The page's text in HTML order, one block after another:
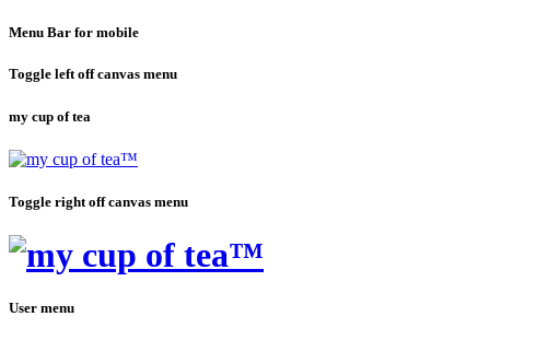
Menu Bar for mobile
Toggle left off canvas menu
my cup of tea
Toggle right off canvas menu
User menu